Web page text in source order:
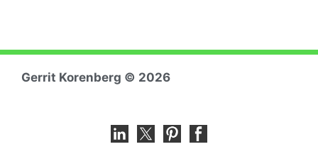
Gerrit Korenberg © 2026